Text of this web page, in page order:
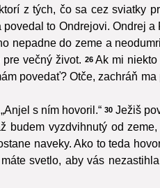
z tých, čo sa cez sviatky
povedal to Ondrejovi. Ondrej
nepadne do zeme a
večný život. 26 Ak mi
povedať? Otče, zachráň
s ním hovoril.“ 30 Ježiš
budem vyzdvihnutý od
naveky. Ako to teda
svetlo, aby vás